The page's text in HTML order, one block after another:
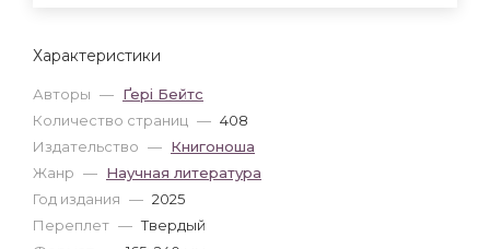
Характеристики
Авторы — Ґері Бейтс
Количество страниц — 408
Издательство — Книгоноша
Жанр — Научная литература
Год издания — 2025
Переплет — Твердый